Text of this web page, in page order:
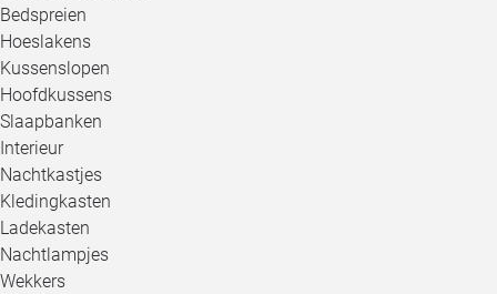
Bedspreien
Hoeslakens
Kussenslopen
Hoofdkussens
Slaapbanken
Interieur
Nachtkastjes
Kledingkasten
Ladekasten
Nachtlampjes
Wekkers